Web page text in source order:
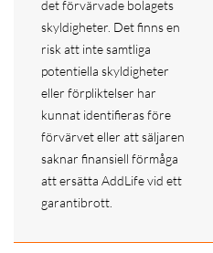
det förvärvade bolagets
skyldigheter. Det finns en
risk att inte samtliga
potentiella skyldigheter
eller förpliktelser har
kunnat identifieras före
förvärvet eller att säljaren
saknar finansiell förmåga
att ersätta AddLife vid ett
garantibrott.